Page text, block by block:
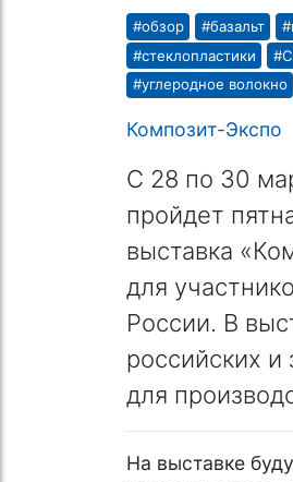
#обзор #базальт
#стеклопластики
#углеродное волокно
Композит-Экспо
С 28 по 30
пройдет
выставка
для
России. В
российских
для
На выставке